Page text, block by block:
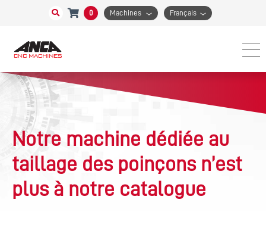
0 Machines Français
Notre machine dédiée au
taillage des poinçons n’est
plus à notre catalogue